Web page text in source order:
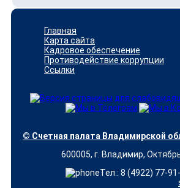
Главная
Карта сайта
Кадровое обеспечение
Противодействие коррупции
Ссылки
© Счетная палата Владимирской
600005, г. Владимир,
Тел.: 8 (4922) 77-91-